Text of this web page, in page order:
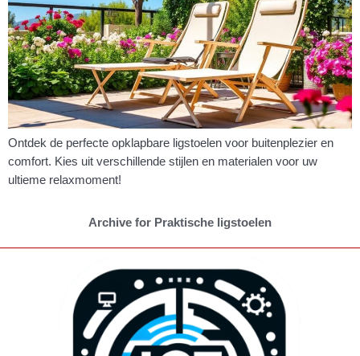
Ontdek de perfecte opklapbare ligstoelen voor buitenplezier en
comfort. Kies uit verschillende stijlen en materialen voor uw
ultieme relaxmoment!
Archive for Praktische ligstoelen